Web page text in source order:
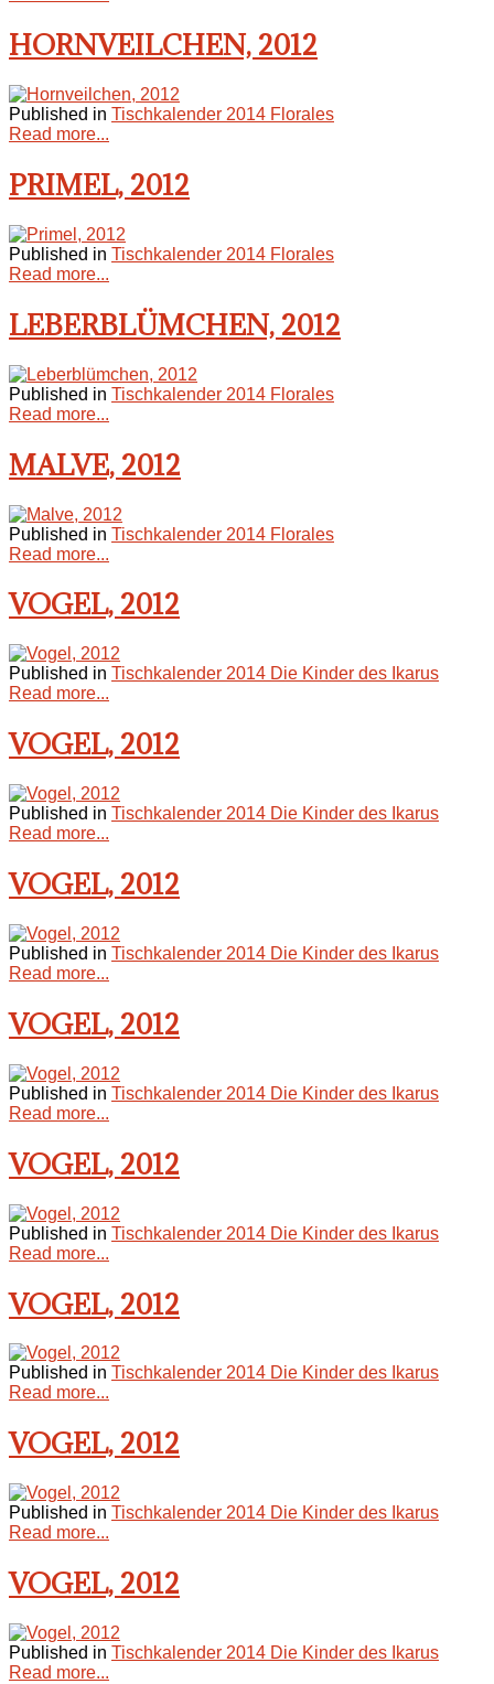
HORNVEILCHEN, 2012
Published in Tischkalender 2014 Florales
Read more...
PRIMEL, 2012
Published in Tischkalender 2014 Florales
Read more...
LEBERBLÜMCHEN, 2012
Published in Tischkalender 2014 Florales
Read more...
MALVE, 2012
Published in Tischkalender 2014 Florales
Read more...
VOGEL, 2012
Published in Tischkalender 2014 Die Kinder des Ikarus
Read more...
VOGEL, 2012
Published in Tischkalender 2014 Die Kinder des Ikarus
Read more...
VOGEL, 2012
Published in Tischkalender 2014 Die Kinder des Ikarus
Read more...
VOGEL, 2012
Published in Tischkalender 2014 Die Kinder des Ikarus
Read more...
VOGEL, 2012
Published in Tischkalender 2014 Die Kinder des Ikarus
Read more...
VOGEL, 2012
Published in Tischkalender 2014 Die Kinder des Ikarus
Read more...
VOGEL, 2012
Published in Tischkalender 2014 Die Kinder des Ikarus
Read more...
VOGEL, 2012
Published in Tischkalender 2014 Die Kinder des Ikarus
Read more...